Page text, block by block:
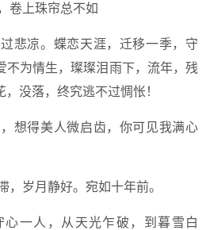
卷上珠帘总不如
悲凉。蝶恋天涯，迁移一季，守
不为情生，璨璨泪雨下，流年，残
没落，终究逃不过惆怅！
想得美人微启齿，你可见我满心
，岁月静好。宛如十年前。
心一人，从天光乍破，到暮雪白